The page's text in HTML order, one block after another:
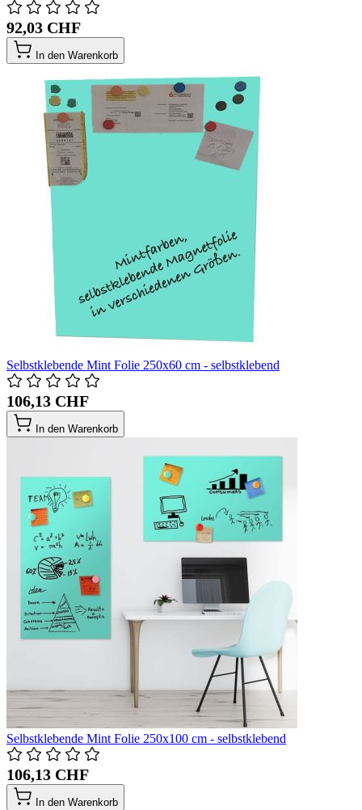
92,03 CHF
In den Warenkorb
Selbstklebende Mint Folie 250x60 cm - selbstklebend
106,13 CHF
In den Warenkorb
Selbstklebende Mint Folie 250x100 cm - selbstklebend
106,13 CHF
In den Warenkorb